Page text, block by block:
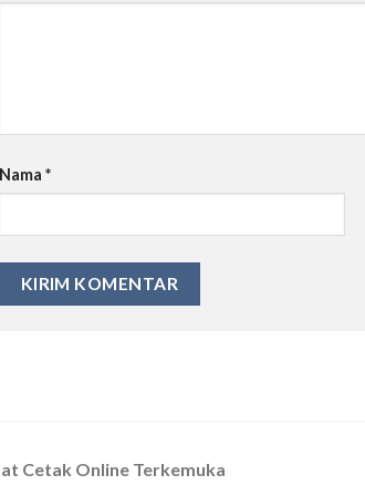
Nama *
Cetak Online Terkemuka